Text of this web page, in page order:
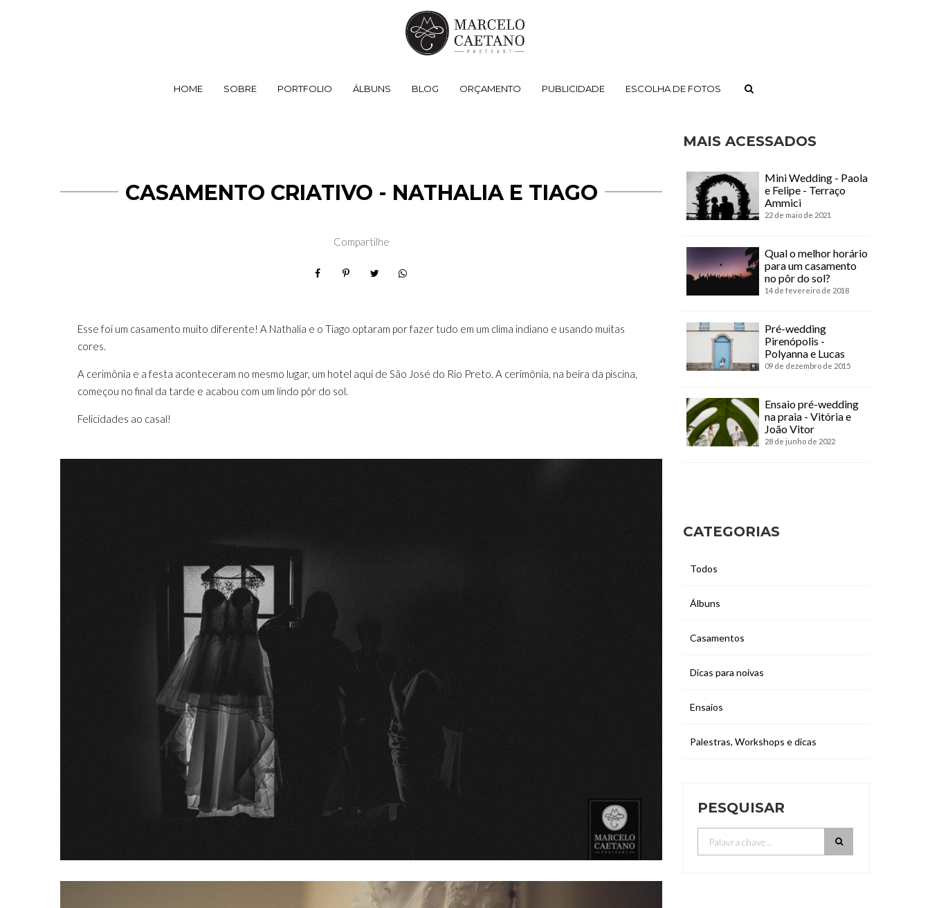
HOME SOBRE PORTFOLIO ÁLBUNS BLOG ORÇAMENTO PUBLICIDADE ESCOLHA DE FOTOS
CASAMENTO CRIATIVO - NATHALIA E TIAGO
Compartilhe
Esse foi um casamento muito diferente! A Nathalia e o Tiago optaram por fazer tudo em um clima indiano e usando muitas
cores.
A cerimônia e a festa aconteceram no mesmo lugar, um hotel aqui de São José do Rio Preto. A cerimônia, na beira da piscina,
começou no final da tarde e acabou com um lindo pôr do sol.
Felicidades ao casal!
MAIS ACESSADOS
Mini Wedding - Paola
e Felipe - Terraço
Ammici
22 de maio de 2021
Qual o melhor horário
para um casamento
no pôr do sol?
14 de fevereiro de 2018
Pré-wedding
Pirenópolis -
Polyanna e Lucas
09 de dezembro de 2015
Ensaio pré-wedding
na praia - Vitória e
João Vitor
28 de junho de 2022
CATEGORIAS
Todos
Álbuns
Casamentos
Dicas para noivas
Ensaios
Palestras, Workshops e dicas
PESQUISAR